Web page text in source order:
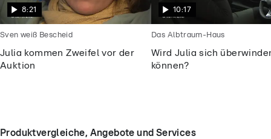
8:21
Julia kommen Zweifel vor der
Auktion
Sven weiß Bescheid
10:17
Wird Julia sich
können?
Das Albtraum-Haus
Produktvergleiche, Angebote und Services